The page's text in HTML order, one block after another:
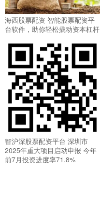
海西股票配资 智能股票配资平
台软件，助你轻松撬动资本杠杆
智沪深股票配资平台 深圳市
2025年重大项目启动申报 今年
前7月投资进度率71.8%